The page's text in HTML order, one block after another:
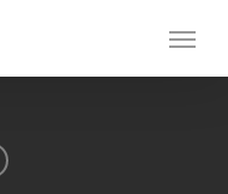
Menu